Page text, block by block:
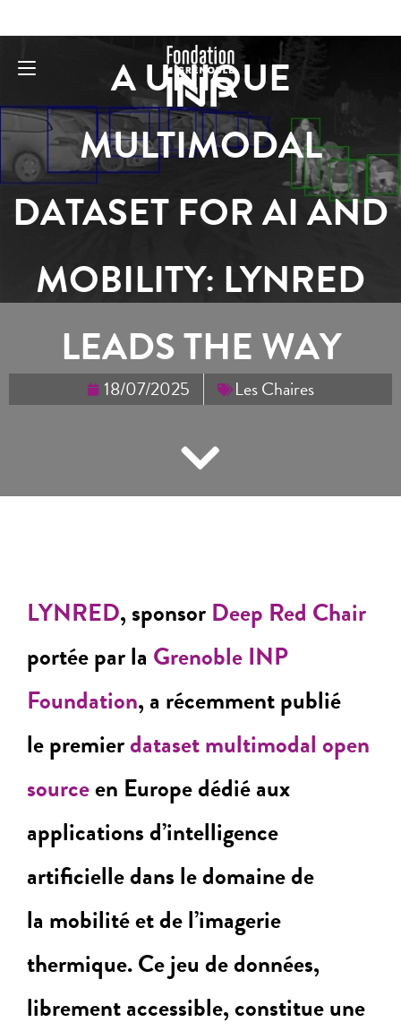
A UNIQUE
MULTIMODAL
DATASET FOR AI AND
MOBILITY: LYNRED
LEADS THE WAY
18/07/2025 Les Chaires
LYNRED, sponsor Deep Red Chair
portée par la Grenoble INP
Foundation, a récemment publié
le premierdataset multimodal open
sourceen Europe dédié aux
applications d’intelligence
artificielle dans le domaine de
la mobilité et de l’imagerie
thermique. Ce jeu de données,
librement accessible, constitue une